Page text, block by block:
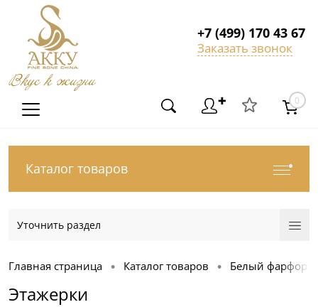
Вкус к жизни
+7 (499) 170 43 67
Заказать звонок
✚ 0
Каталог товаров
Уточнить раздел
Главная страница • Каталог товаров • Белый фарфор
Этажерки